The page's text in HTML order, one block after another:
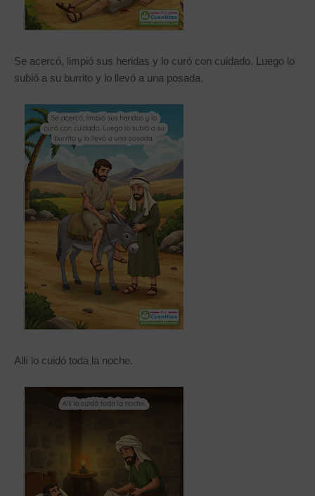
Se acercó, limpió sus heridas y lo curó con cuidado. Luego lo
subió a su burrito y lo llevó a una posada.
Allí lo cuidó toda la noche.